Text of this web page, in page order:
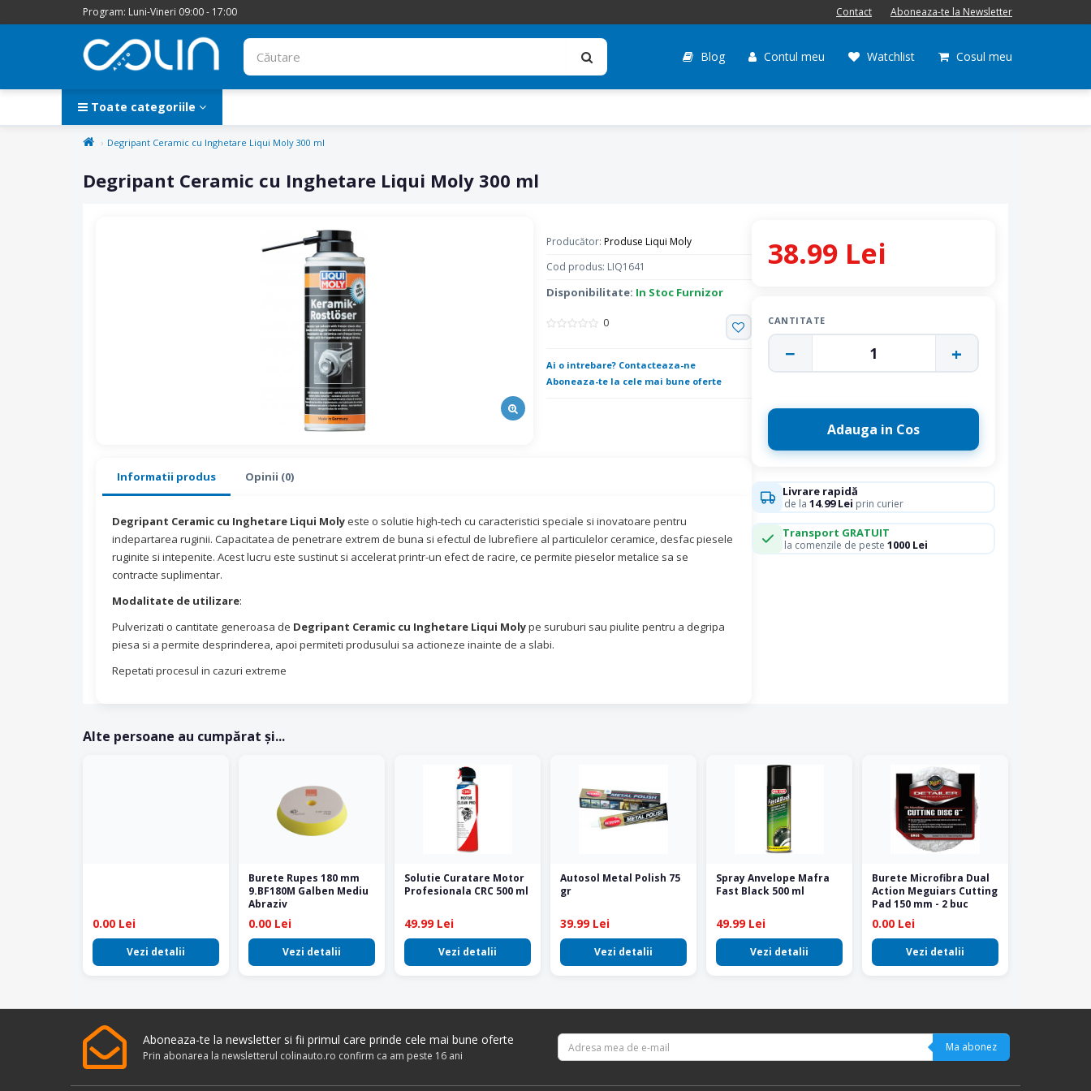
Program: Luni-Vineri 09:00 - 17:00 Contact Aboneaza-te la Newsletter
Blog Contul meu Watchlist Cosul meu
Toate categoriile
Degripant Ceramic cu Inghetare Liqui Moly 300 ml
Degripant Ceramic cu Inghetare Liqui Moly 300 ml
Producător: Produse Liqui Moly
Cod produs: LIQ1641
Disponibilitate: In Stoc Furnizor
0
Ai o intrebare? Contacteaza-ne
Aboneaza-te la cele mai bune oferte
Informatii produs Opinii (0)
Degripant Ceramic cu Inghetare Liqui Moly este o solutie high-tech cu caracteristici speciale si inovatoare pentru
indepartarea ruginii. Capacitatea de penetrare extrem de buna si efectul de lubrefiere al particulelor ceramice, desfac piesele
ruginite si intepenite. Acest lucru este sustinut si accelerat printr-un efect de racire, ce permite pieselor metalice sa se
contracte suplimentar.
Modalitate de utilizare:
Pulverizati o cantitate generoasa de Degripant Ceramic cu Inghetare Liqui Molype suruburi sau piulite pentru a degripa
piesa si a permite desprinderea, apoi permiteti produsului sa actioneze inainte de a slabi.
Repetati procesul in cazuri extreme
38.99 Lei
CANTITATE
− 1 +
Adauga in Cos
Livrare rapidă
de la 14.99 Lei prin curier
Transport GRATUIT
la comenzile de peste 1000 Lei
Alte persoane au cumpărat și...
0.00 Lei
Vezi detalii
Burete Rupes 180 mm
9.BF180M Galben Mediu
Abraziv
0.00 Lei
Vezi detalii
Solutie Curatare Motor
Profesionala CRC 500 ml
49.99 Lei
Vezi detalii
Autosol Metal Polish 75
gr
39.99 Lei
Vezi detalii
Spray Anvelope Mafra
Fast Black 500 ml
49.99 Lei
Vezi detalii
Burete Microfibra Dual
Action Meguiars Cutting
Pad 150 mm - 2 buc
0.00 Lei
Vezi detalii
Aboneaza-te la newsletter si fii primul care prinde cele mai bune oferte
Prin abonarea la newsletterul colinauto.ro confirm ca am peste 16 ani
Ma abonez